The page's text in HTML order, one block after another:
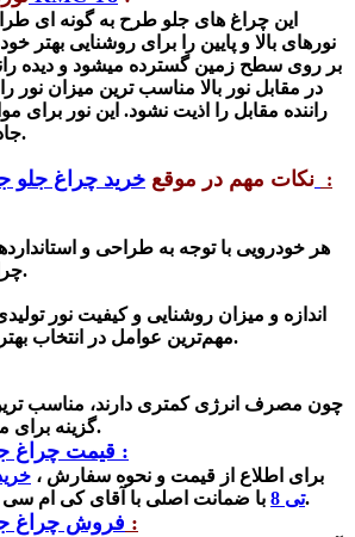
این چراغ های جلو طرح به گونه ای
نورهای بالا و پایین را برای روشنایی بهتر
بر روی سطح زمین گسترده میشود و دیده
در مقابل نور بالا مناسب ترین میزان نور
راننده مقابل را اذیت نشود. این نور
جاده یک طرفه می باشید.
نکات مهم در موقع :
هر خودرویی با توجه به طراحی و
چراغ جلو استفاده می‌کند.
اندازه و میزان روشنایی و کیفیت نور
مهم‌ترین عوامل در انتخاب بهترین چراغ جلو می باشد.
گزینه برای محیط زیست می باشند.
قیمت چراغ جلو کی ام سی تی 8 :
برای اطلاع از قیمت و نحوه سفارش ،
تی 8با ضمانت اصلی با آقای کی ام سی در تهران تماس بگیرید.
فروش چراغ :